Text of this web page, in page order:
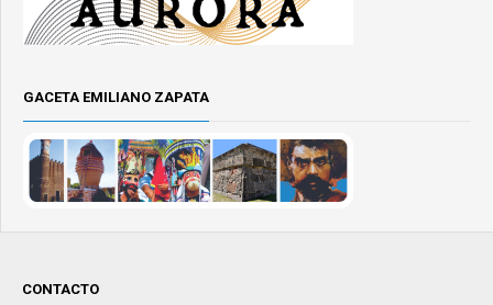
GACETA EMILIANO ZAPATA
CONTACTO